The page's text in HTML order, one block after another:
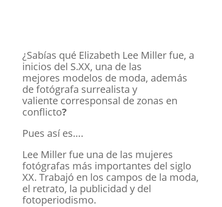
¿Sabías qué Elizabeth Lee Miller fue, a
inicios del S.XX, una de las
mejores modelos de moda, además
de fotógrafa surrealista y
valiente corresponsal de zonas en
conflicto?
Pues así es….
Lee Miller fue una de las mujeres
fotógrafas más importantes del siglo
XX. Trabajó en los campos de la moda,
el retrato, la publicidad y del
fotoperiodismo.